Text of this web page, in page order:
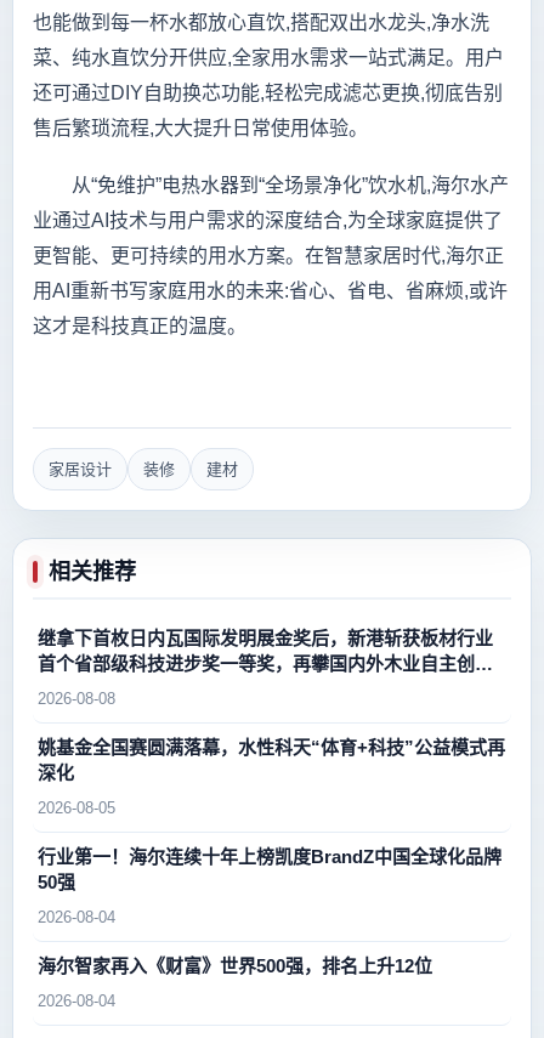
也能做到每一杯水都放心直饮,搭配双出水龙头,净水洗
菜、纯水直饮分开供应,全家用水需求一站式满足。用户
还可通过DIY自助换芯功能,轻松完成滤芯更换,彻底告别
售后繁琐流程,大大提升日常使用体验。
从“免维护”电热水器到“全场景净化”饮水机,海尔水产
业通过AI技术与用户需求的深度结合,为全球家庭提供了
更智能、更可持续的用水方案。在智慧家居时代,海尔正
用AI重新书写家庭用水的未来:省心、省电、省麻烦,或许
这才是科技真正的温度。
家居设计 装修 建材
相关推荐
继拿下首枚日内瓦国际发明展金奖后，新港斩获板材行业
首个省部级科技进步奖一等奖，再攀国内外木业自主创新
新高峰
2026-08-08
姚基金全国赛圆满落幕，水性科天“体育+科技”公益模式再
深化
2026-08-05
行业第一！海尔连续十年上榜凯度BrandZ中国全球化品牌
50强
2026-08-04
海尔智家再入《财富》世界500强，排名上升12位
2026-08-04